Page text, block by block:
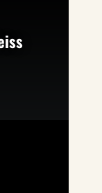
HELL WEISS